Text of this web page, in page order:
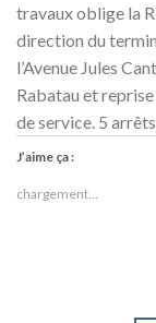
travaux oblige la
direction du
l’Avenue Jules
Rabatau et reprise
de service. 5
J’aime ça :
chargement…